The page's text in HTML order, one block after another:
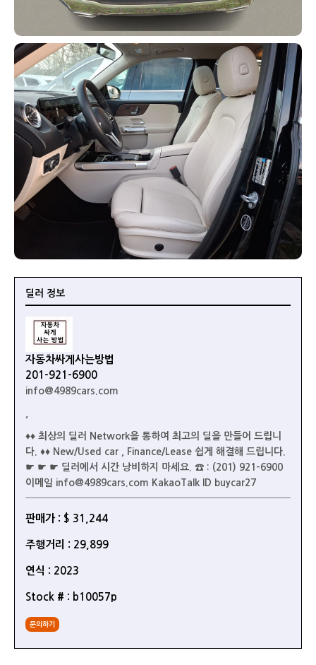
딜러 정보
자동차싸게사는방법
201-921-6900
info@4989cars.com
♦♦ 최상의 딜러 Network을 통하여 최고의 딜을 만들어 드립니
다. ♦♦ New/Used car , Finance/Lease 쉽게 해결해 드립니다.
☛ ☛ ☛ 딜러에서 시간 낭비하지 마세요. ☎ : (201) 921-6900
이메일 info@4989cars.com KakaoTalk ID buycar27
판매가 : $ 31,244
주행거리 : 29,899
연식 : 2023
Stock # : b10057p
문의하기